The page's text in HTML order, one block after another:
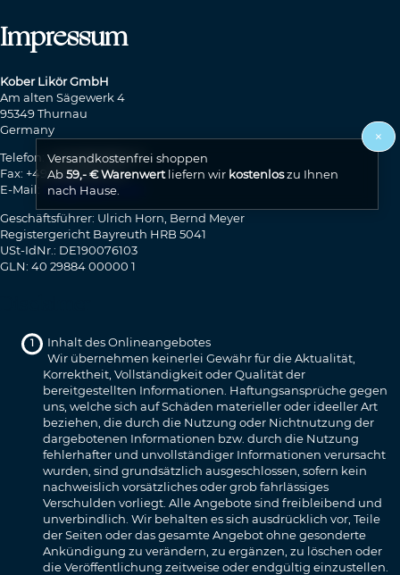
Versandkostenfrei shoppen
Ab59,- € Warenwertliefern wir kostenloszu Ihnen
nach Hause.
×
Impressum
Kober Likör GmbH
Am alten Sägewerk 4
95349 Thurnau
Germany
Telefon: +49 9228 9900-0
Fax: +49 9228 9900-51
E-Mail:
info@kobers.com
Geschäftsführer: Ulrich Horn, Bernd Meyer
Registergericht Bayreuth HRB 5041
USt-IdNr.: DE190076103
GLN: 40 29884 00000 1
Inhalt des Onlineangebotes
Wir übernehmen keinerlei Gewähr für die Aktualität,
Korrektheit, Vollständigkeit oder Qualität der
bereitgestellten Informationen. Haftungsansprüche gegen
uns, welche sich auf Schäden materieller oder ideeller Art
beziehen, die durch die Nutzung oder Nichtnutzung der
dargebotenen Informationen bzw. durch die Nutzung
fehlerhafter und unvollständiger Informationen verursacht
wurden, sind grundsätzlich ausgeschlossen, sofern kein
nachweislich vorsätzliches oder grob fahrlässiges
Verschulden vorliegt. Alle Angebote sind freibleibend und
unverbindlich. Wir behalten es sich ausdrücklich vor, Teile
der Seiten oder das gesamte Angebot ohne gesonderte
Ankündigung zu verändern, zu ergänzen, zu löschen oder
die Veröffentlichung zeitweise oder endgültig einzustellen.